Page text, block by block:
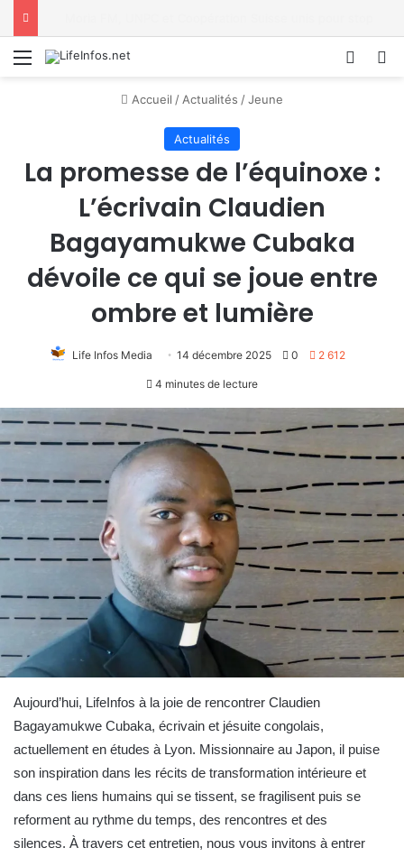
Menu
Accueil / Actualités /Jeune
Actualités
La promesse de l’équinoxe :
L’écrivain Claudien
Bagayamukwe Cubaka
dévoile ce qui se joue entre
ombre et lumière
Life Infos Media 14 décembre 2025 0 2 612
4 minutes de lecture
Aujourd’hui, LifeInfos à la joie de rencontrer Claudien
Bagayamukwe Cubaka, écrivain et jésuite congolais,
actuellement en études à Lyon. Missionnaire au Japon, il puise
son inspiration dans les récits de transformation intérieure et
dans ces liens humains qui se tissent, se fragilisent puis se
reforment au rythme du temps, des rencontres et des
silences. À travers cet entretien, nous vous invitons à entrer